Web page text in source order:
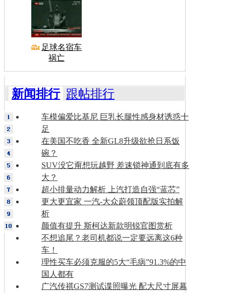
足球名宿车
祸亡
新闻排行 跟帖排行
车模偏爱比基尼 巨乳长腿性感身材诱惑十
足
在美国不吃香 全新GL8升级欲抢日系饭
碗？
SUV没它甭想玩越野 差速锁神通到底有多
大？
超小排量动力解析 上汽打造自强“蓝芯”
更大更宜家 一汽-大众蔚领顶配版实拍解
析
颜值有提升 斯柯达新款明锐官图赏析
不想追尾？老司机都说一定要远离这6种
车！
理性买车必须克服的5大“毛病”91.3%的中
国人都有
广汽传祺GS7测试谍照曝光 配大尺寸屏幕